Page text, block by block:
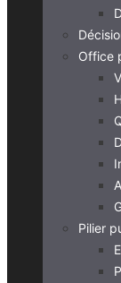
Office
Pilier